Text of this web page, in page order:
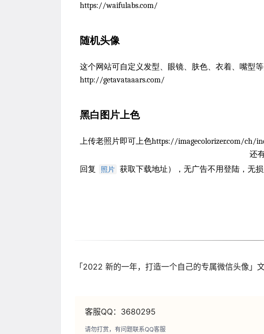
https://waifulabs.com/
随机头像
这个网站可自定义发型、眼镜、肤色、衣着、嘴型等
http://getavataaars.com/
黑白图片上色
上传老照片即可上色https://imagecolorizer.com/ch/
还
回复
照片 获取下载地址），无广告不用登陆，无损
「2022 新的一年，打造一个自己的专属微信头像」
客服QQ：3680295
请勿打赏，有问题联系QQ客服